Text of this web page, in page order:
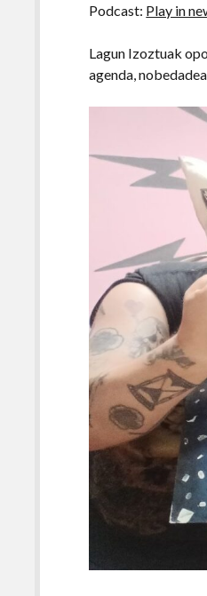
Podcast: Play in
Lagun Izoztuak
agenda,